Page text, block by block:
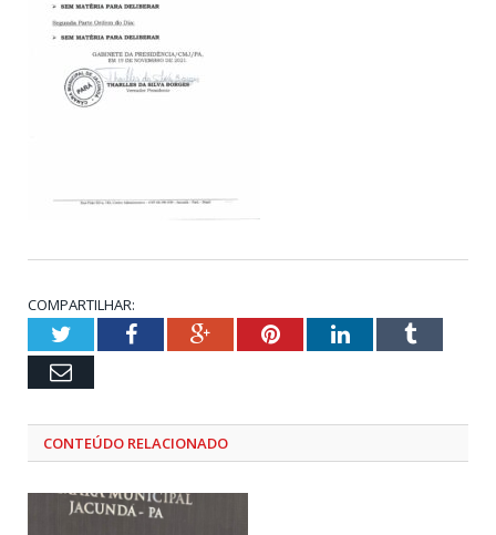
COMPARTILHAR:
TwitterFacebookGoogle+PinterestLinkedInTumblr
Email
CONTEÚDO RELACIONADO